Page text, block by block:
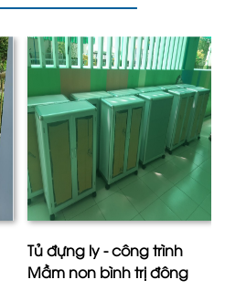
Tủ đựng ly - công trình
Mầm non bình trị đông